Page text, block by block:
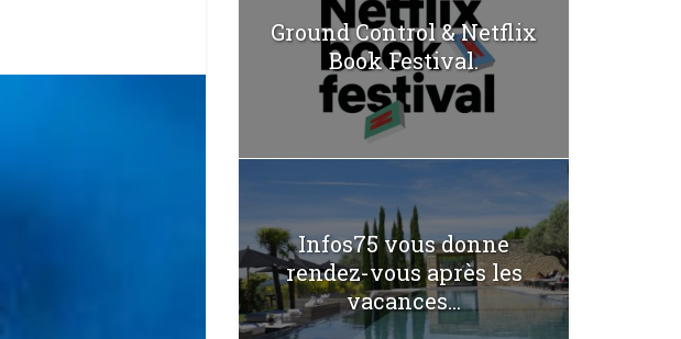
Ground Control & Netflix
Book Festival.
Infos75 vous donne
rendez-vous après les
vacances...